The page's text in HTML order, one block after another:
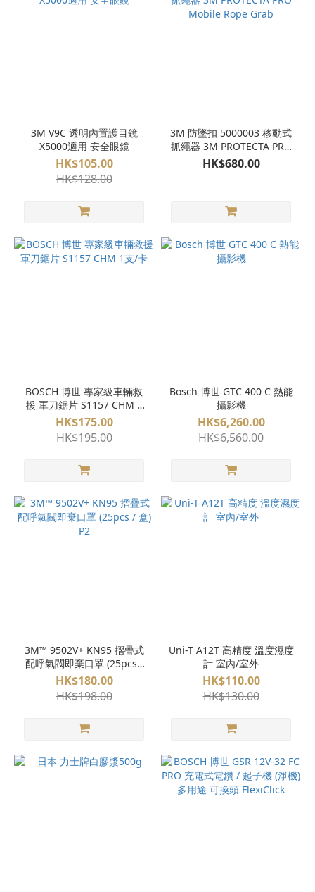
3M V9C 透明內置護目鏡
X5000適用 安全眼鏡
HK$105.00
HK$128.00
3M 防墜扣 5000003 移動式
抓繩器 3M PROTECTA PRO
Mobile Rope Grab
HK$680.00
BOSCH 博世 專家級車輛救
援 軍刀鋸片 S1157 CHM 1
支/卡
HK$175.00
HK$195.00
Bosch 博世 GTC 400 C 熱能
攝影機
HK$6,260.00
HK$6,560.00
3M™ 9502V+ KN95 摺疊式
配呼氣閥即棄口罩 (25pcs /
盒) P2
HK$180.00
HK$198.00
Uni-T A12T 高精度 溫度濕度
計 室內/室外
HK$110.00
HK$130.00